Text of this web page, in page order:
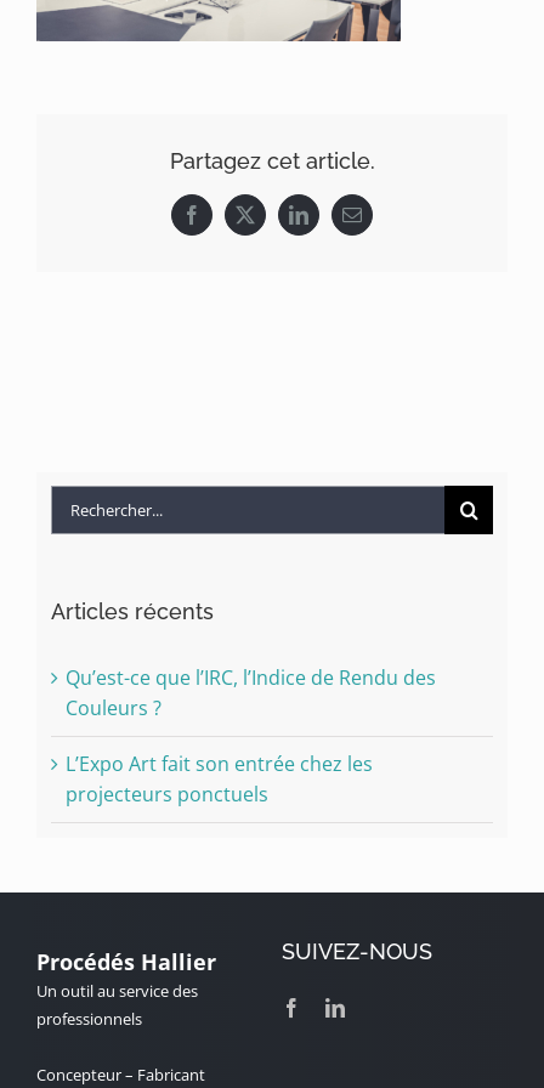
Partagez cet article.
Facebook
X LinkedInEmail
Rechercher:
Articles récents
Qu’est-ce que l’IRC, l’Indice de Rendu des
Couleurs ?
L’Expo Art fait son entrée chez les
projecteurs ponctuels
Procédés Hallier
Un outil au service des
professionnels
Concepteur – Fabricant
SUIVEZ-NOUS